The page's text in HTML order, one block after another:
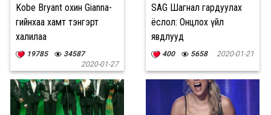
Kobe Bryant охин Gianna-
гийнхаа хамт тэнгэрт
халилаа
19785
34587
2020-01-27
SAG Шагнал гардуулах
ёслол: Онцлох үйл
явдлууд
400 5658 2020-01-21